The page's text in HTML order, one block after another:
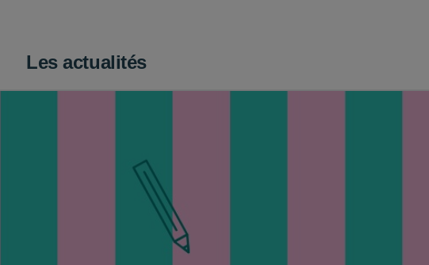
Les actualités